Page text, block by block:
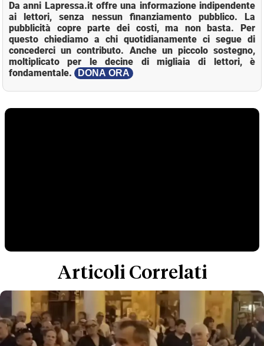
Da anni Lapressa.it offre una informazione indipendente
ai lettori, senza nessun finanziamento pubblico. La
pubblicità copre parte dei costi, ma non basta. Per
questo chiediamo a chi quotidianamente ci segue di
concederci un contributo. Anche un piccolo sostegno,
moltiplicato per le decine di migliaia di lettori, è
fondamentale.
DONA ORA
Articoli Correlati